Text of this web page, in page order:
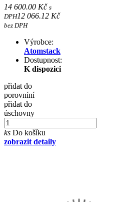
14 600.00 Kč s
DPH12 066.12 Kč
bez DPH
Výrobce:
Atomstack
Dostupnost:
K dispozici
přidat do
porovníní
přidat do
úschovny
ks Do košíku
zobrazit detaily